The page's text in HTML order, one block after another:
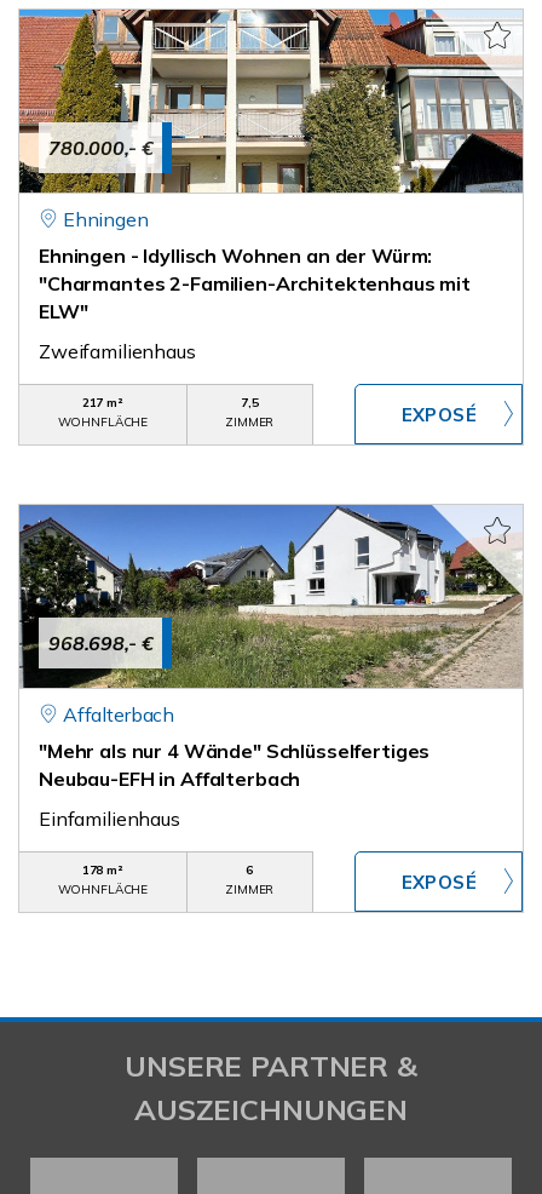
780.000,- €
Ehningen
Ehningen - Idyllisch Wohnen an der Würm:
"Charmantes 2-Familien-Architektenhaus mit
ELW"
Zweifamilienhaus
217 m²
WOHNFLÄCHE
7,5
ZIMMER
968.698,- €
Affalterbach
"Mehr als nur 4 Wände" Schlüsselfertiges
Neubau-EFH in Affalterbach
Einfamilienhaus
178 m²
WOHNFLÄCHE
6
ZIMMER
UNSERE PARTNER &
AUSZEICHNUNGEN